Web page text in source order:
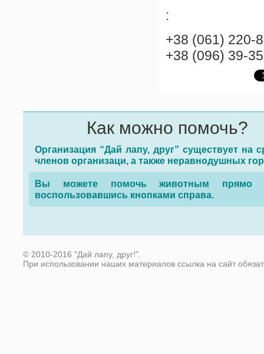
:
+38 (061) 220-
+38 (096) 39-
Как можно помочь?
Организация “Дай лапу, друг” существует на
членов организаци, а также неравнодушных
Вы можете помочь животным прямо
воспользовавшись кнопками справа.
© 2010-2016 "Дай лапу, друг!".
При использовании наших материалов ссылка на сайт